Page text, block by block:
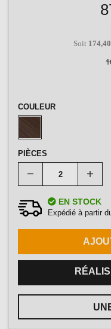
Soit 174,40
COULEUR
PIÈCES
EN STOCK
Expédié à partir